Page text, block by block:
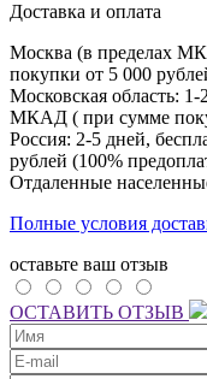
Доставка и оплата
Москва (в пределах
покупки от 5 000
Московская область: 1-
МКАД ( при сумме
Россия: 2-5 дней,
рублей (100%
Отдаленные
Полные условия
оставьте ваш отзыв
ОСТАВИТЬ ОТЗЫВ